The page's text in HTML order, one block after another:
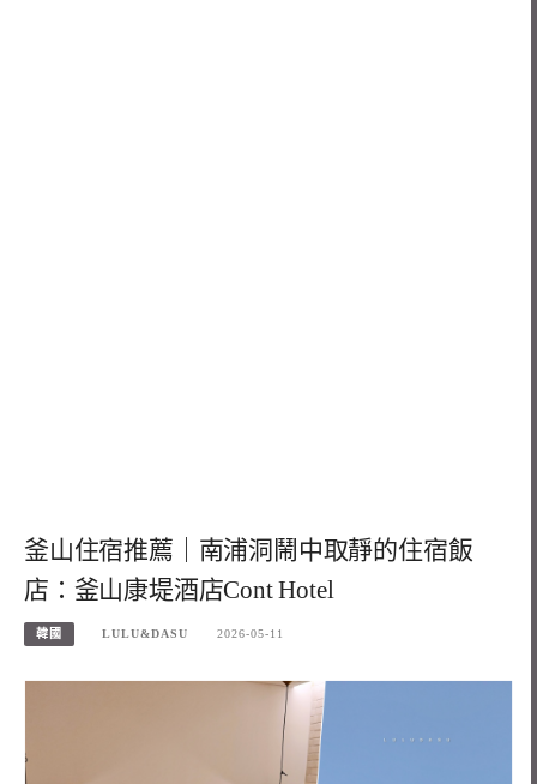
釜山住宿推薦｜南浦洞鬧中取靜的住宿飯
店：釜山康堤酒店Cont Hotel
韓國 LULU&DASU 2026-05-11